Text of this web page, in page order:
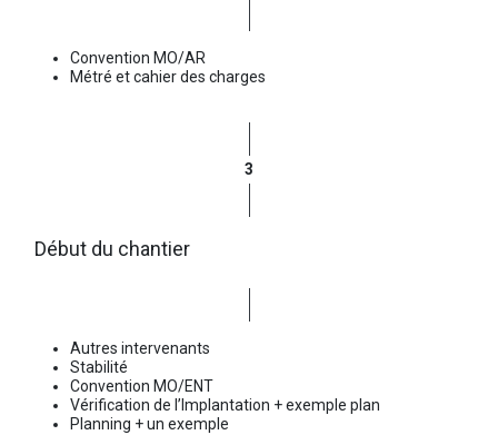
Convention MO/AR
Métré et cahier des charges
3
Début du chantier
Autres intervenants
Stabilité
Convention MO/ENT
Vérification de l’Implantation + exemple plan
Planning + un exemple